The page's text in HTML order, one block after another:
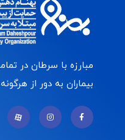
مبارزه با سرطان در
بیماران به دور از